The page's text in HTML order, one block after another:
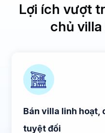
Lợi ích vượt
chủ
Bán villa linh hoạt,
tuyệt đối